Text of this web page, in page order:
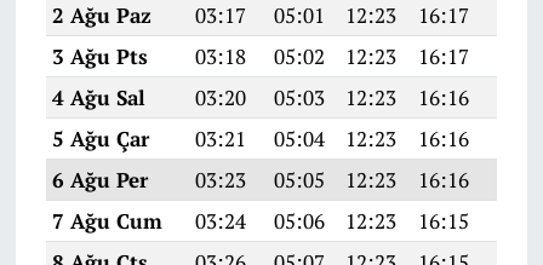
2 Ağu Paz
03:17 05:01 12:23 16:17
3 Ağu Pts
03:18 05:02 12:23 16:17
4 Ağu Sal
03:20 05:03 12:23 16:16
5 Ağu Çar
03:21 05:04 12:23 16:16
6 Ağu Per
03:23 05:05 12:23 16:16
7 Ağu Cum
03:24 05:06 12:23 16:15